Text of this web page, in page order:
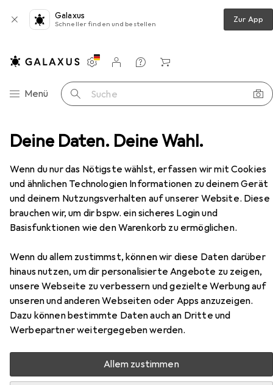
Deine Daten. Deine Wahl.
Wenn du nur das Nötigste wählst, erfassen wir mit Cookies
und ähnlichen Technologien Informationen zu deinem Gerät
und deinem Nutzungsverhalten auf unserer Website. Diese
brauchen wir, um dir bspw. ein sicheres Login und
Basisfunktionen wie den Warenkorb zu ermöglichen.
Wenn du allem zustimmst, können wir diese Daten darüber
hinaus nutzen, um dir personalisierte Angebote zu zeigen,
unsere Webseite zu verbessern und gezielte Werbung auf
unseren und anderen Webseiten oder Apps anzuzeigen.
Dazu können bestimmte Daten auch an Dritte und
Werbepartner weitergegeben werden.
Allem zustimmen
Galaxus
Schneller finden und bestellen Zur App
Navigation nach Kategorien
Menü Suche
Einstellungen
Kundenkonto
Vergleichslisten
Merklisten
Warenkorb
Zwilling All Star Tranchiermesser 160, chrome-silber
Zwilling All Star Tranchiermesser 160,
chrome-silber
16 cm
Zubehör für Zwilling All Star
Tranchiermesser 160, chrome-
silber
Hier findest du passendes Zubehör zum Produkt Zwilling
All Star Tranchiermesser 160, chrome-silber aus den
Kategorien Messerschärfer und Schneidebrett.